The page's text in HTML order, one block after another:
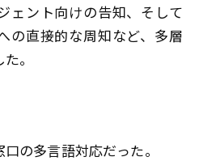
ェント向けの告知、そして
の直接的な周知など、多層
。
の多言語対応だった。